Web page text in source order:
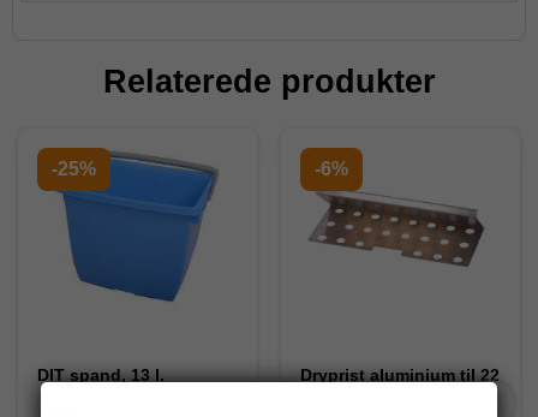
Relaterede produkter
-25%
DIT spand, 13 l.
-6%
Dryprist aluminium til 22